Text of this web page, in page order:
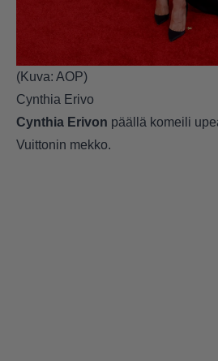
(Kuva: AOP)
Cynthia Erivo
Cynthia Erivon päällä komeili
Vuittonin mekko.